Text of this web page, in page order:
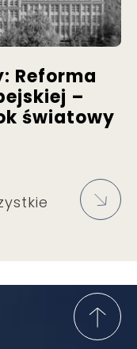
Reforma
–
światowy